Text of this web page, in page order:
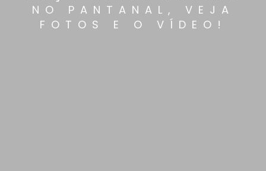
NO PANTANAL, VEJA
FOTOS E O VÍDEO!